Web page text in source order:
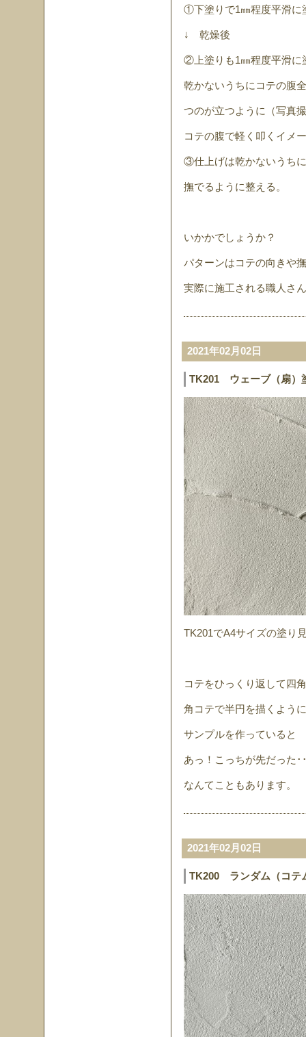
①下塗りで1㎜程度平滑に
↓ 乾燥後
②上塗りも1㎜程度平滑に
乾かないうちにコテの腹
つのが立つように（写真
コテの腹で軽く叩くイメ
③仕上げは乾かないうち
撫でるように整える。
いかかでしょうか？
パターンはコテの向きや
実際に施工される職人さ
2021年02月02日
TK201 ウェーブ（扇）
TK201でA4サイズの塗り
コテをひっくり返して四
角コテで半円を描くよう
サンプルを作っていると
あっ！こっちが先だった･
なんてこともあります。
2021年02月02日
TK200 ランダム（コテ